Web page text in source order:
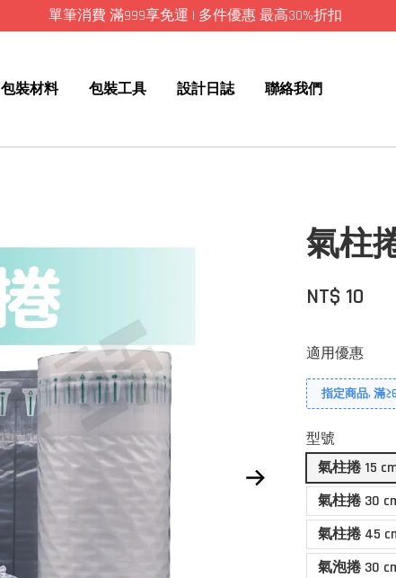
單筆消費 滿999享免運 | 多件優惠 最高30%折扣
包裝材料 包裝工具 設計日誌 聯絡我們
氣柱
NT$ 10
適用優惠
指定商品, 滿
型號
氣柱捲 15
氣柱捲 30
氣柱捲 45
氣泡捲 30